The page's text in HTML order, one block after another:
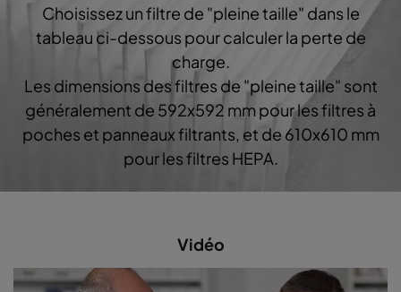
CO60 287x592x370-3 Coarse 60% G4
Coarse 60% G4
CO60 592x287x370-6 Coarse 60%
Choisissez un filtre de "pleine taille" dans le
tableau ci-dessous pour calculer la perte de
charge.
Les dimensions des filtres de "pleine taille" sont
généralement de 592x592 mm pour les filtres à
poches et panneaux filtrants, et de 610x610 mm
pour les filtres HEPA.
Vidéo